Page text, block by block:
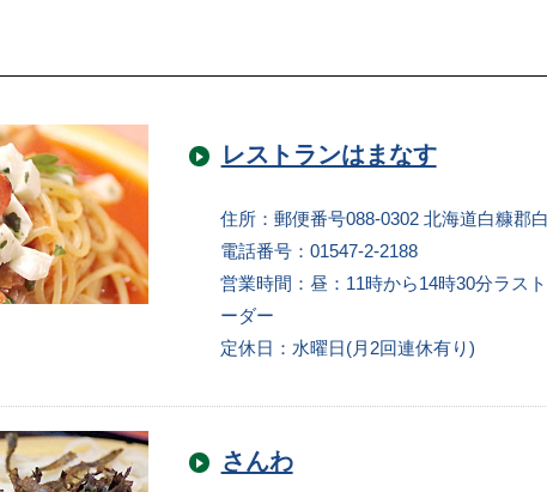
レストランはまなす
住所：郵便番号088-0302 北海道白糠郡
電話番号：01547-2-2188
営業時間：昼：11時から14時30分ラス
ーダー
定休日：水曜日(月2回連休有り)
さんわ